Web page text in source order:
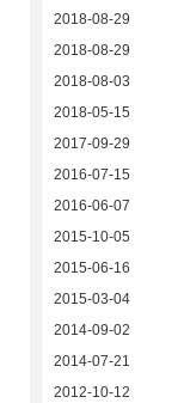
2018-08-29
2018-08-29
2018-08-03
2018-05-15
2017-09-29
2016-07-15
2016-06-07
2015-10-05
2015-06-16
2015-03-04
2014-09-02
2014-07-21
2012-10-12